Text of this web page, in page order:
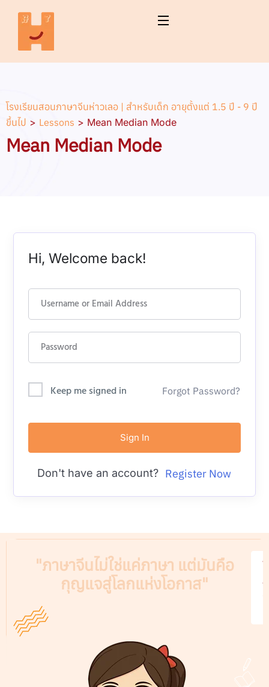
โรงเรียนสอนภาษาจีนห่าวเลอ | สำหรับเด็ก อายุตั้งแต่ 1.5 ปี - 9 ปี
ขึ้นไป > Lessons > Mean Median Mode
Mean Median Mode
Hi, Welcome back!
Keep me signed in Forgot Password?
Sign In
Don't have an account? Register Now
"ภาษาจีนไม่ใช่แค่ภาษา แต่มันคือ
กุญแจสู่โลกแห่งโอกาส"